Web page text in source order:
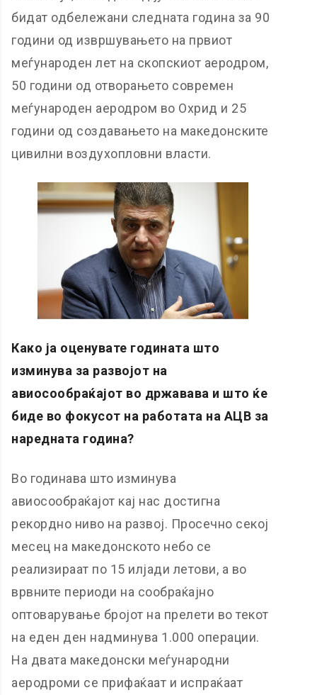
бидат одбележани следната година за 90
години од извршувањето на првиот
меѓународен лет на скопскиот аеродром,
50 години од отворањето современ
меѓународен аеродром во Охрид и 25
години од создавањето на македонските
цивилни воздухопловни власти.
Како ја оценувате годината што
изминува за развојот на
авиосообраќајот во државава и што ќе
биде во фокусот на работата на АЦВ за
наредната година?
Во годинава што изминува
авиосообраќајот кај нас достигна
рекордно ниво на развој. Просечно секој
месец на македонското небо се
реализираат по 15 илјади летови, а во
врвните периоди на сообраќајно
оптоварување бројот на прелети во текот
на еден ден надминува 1.000 операции.
На двата македонски меѓународни
аеродроми се прифаќаат и испраќаат